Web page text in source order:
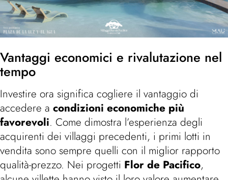
Vantaggi economici e rivalutazione nel
tempo
Investire ora significa cogliere il vantaggio di
accedere a condizioni economiche più
favorevoli. Come dimostra l’esperienza degli
acquirenti dei villaggi precedenti, i primi lotti in
vendita sono sempre quelli con il miglior rapporto
qualità-prezzo. Nei progetti Flor de Pacifico,